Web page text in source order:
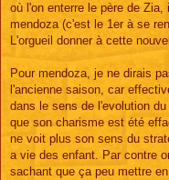
où l'on enterre le père de
mendoza (c'est le 1er à se
L'orgueil donner à cette
Pour mendoza, je ne dirais
l'ancienne saison, car
dans le sens de l'evolution
que son charisme est été
ne voit plus son sens du
a vie des enfant. Par contre
sachant que ça peu mettre